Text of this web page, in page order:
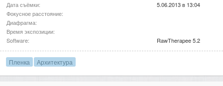
Дата съёмки:
5.06.2013 в 13:04
Фокусное расстояние:
Диафрагма:
Время экспозиции:
Software:
RawTherapee 5.2
Пленка Архитектура